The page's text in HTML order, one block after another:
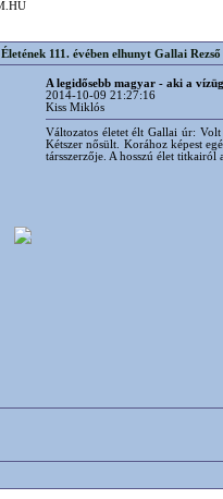
Életének 111. évében elhunyt Gallai Rezső
A legidősebb magyar - aki a
2014-10-09 21:27:16
Kiss Miklós
Változatos életet élt Gallai úr:
Kétszer nősült. Korához képest
társszerzője. A hosszú élet titkairól